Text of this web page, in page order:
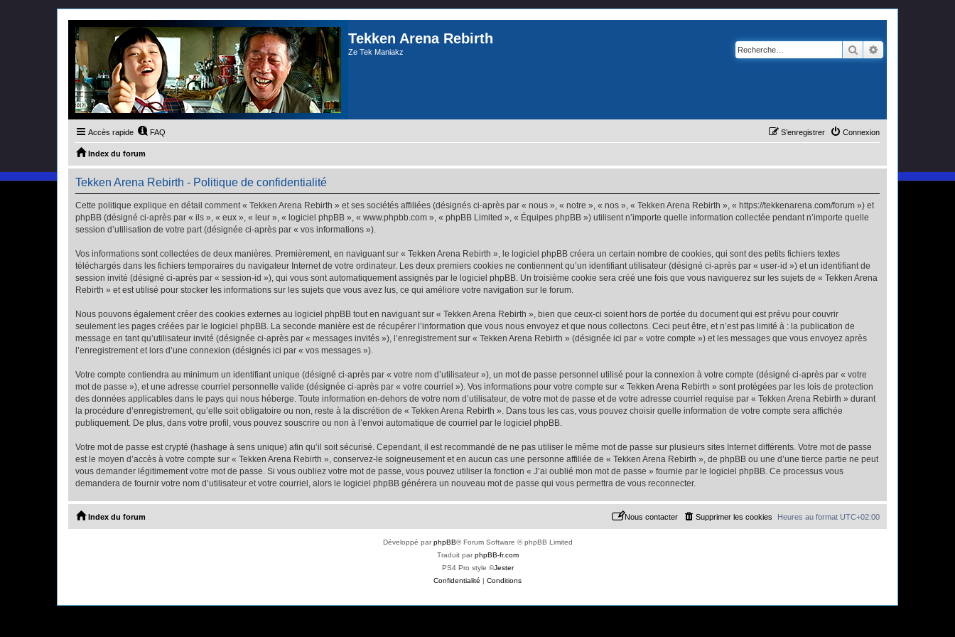
Tekken Arena Rebirth
Ze Tek Maniakz Rechercher
Accès rapide FAQ Connexion
S’enregistrer
Index du forum
Tekken Arena Rebirth - Politique de confidentialité
Cette politique explique en détail comment « Tekken Arena Rebirth » et ses sociétés affiliées (désignés ci-après par « nous », « notre », « nos », « Tekken Arena Rebirth », « https://tekkenarena.com/forum ») et
phpBB (désigné ci-après par « ils », « eux », « leur », « logiciel phpBB », « www.phpbb.com », « phpBB Limited », « Équipes phpBB ») utilisent n’importe quelle information collectée pendant n’importe quelle
session d’utilisation de votre part (désignée ci-après par « vos informations »).
Vos informations sont collectées de deux manières. Premièrement, en naviguant sur « Tekken Arena Rebirth », le logiciel phpBB créera un certain nombre de cookies, qui sont des petits fichiers textes
téléchargés dans les fichiers temporaires du navigateur Internet de votre ordinateur. Les deux premiers cookies ne contiennent qu’un identifiant utilisateur (désigné ci-après par « user-id ») et un identifiant de
session invité (désigné ci-après par « session-id »), qui vous sont automatiquement assignés par le logiciel phpBB. Un troisième cookie sera créé une fois que vous naviguerez sur les sujets de « Tekken Arena
Rebirth » et est utilisé pour stocker les informations sur les sujets que vous avez lus, ce qui améliore votre navigation sur le forum.
Nous pouvons également créer des cookies externes au logiciel phpBB tout en naviguant sur « Tekken Arena Rebirth », bien que ceux-ci soient hors de portée du document qui est prévu pour couvrir
seulement les pages créées par le logiciel phpBB. La seconde manière est de récupérer l’information que vous nous envoyez et que nous collectons. Ceci peut être, et n’est pas limité à : la publication de
message en tant qu’utilisateur invité (désignée ci-après par « messages invités »), l’enregistrement sur « Tekken Arena Rebirth » (désignée ici par « votre compte ») et les messages que vous envoyez après
l’enregistrement et lors d’une connexion (désignés ici par « vos messages »).
Votre compte contiendra au minimum un identifiant unique (désigné ci-après par « votre nom d’utilisateur »), un mot de passe personnel utilisé pour la connexion à votre compte (désigné ci-après par « votre
mot de passe »), et une adresse courriel personnelle valide (désignée ci-après par « votre courriel »). Vos informations pour votre compte sur « Tekken Arena Rebirth » sont protégées par les lois de protection
des données applicables dans le pays qui nous héberge. Toute information en-dehors de votre nom d’utilisateur, de votre mot de passe et de votre adresse courriel requise par « Tekken Arena Rebirth » durant
la procédure d’enregistrement, qu’elle soit obligatoire ou non, reste à la discrétion de « Tekken Arena Rebirth ». Dans tous les cas, vous pouvez choisir quelle information de votre compte sera affichée
publiquement. De plus, dans votre profil, vous pouvez souscrire ou non à l’envoi automatique de courriel par le logiciel phpBB.
Votre mot de passe est crypté (hashage à sens unique) afin qu’il soit sécurisé. Cependant, il est recommandé de ne pas utiliser le même mot de passe sur plusieurs sites Internet différents. Votre mot de passe
est le moyen d’accès à votre compte sur « Tekken Arena Rebirth », conservez-le soigneusement et en aucun cas une personne affiliée de « Tekken Arena Rebirth », de phpBB ou une d’une tierce partie ne peut
vous demander légitimement votre mot de passe. Si vous oubliez votre mot de passe, vous pouvez utiliser la fonction « J’ai oublié mon mot de passe » fournie par le logiciel phpBB. Ce processus vous
demandera de fournir votre nom d’utilisateur et votre courriel, alors le logiciel phpBB générera un nouveau mot de passe qui vous permettra de vous reconnecter.
Index du forum Heures au format UTC+02:00
Supprimer les cookies
Nous contacter
Développé parphpBB® Forum Software © phpBB Limited
Traduit parphpBB-fr.com
PS4 Pro style ©Jester
Confidentialité | Conditions